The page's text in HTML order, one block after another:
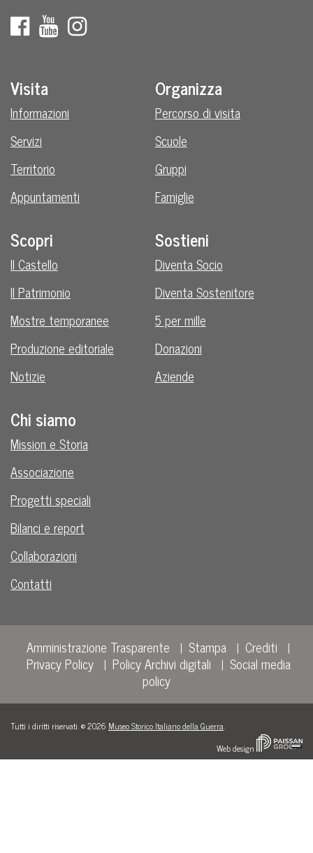
Visita
Informazioni
Servizi
Territorio
Appuntamenti
Organizza
Percorso di visita
Scuole
Gruppi
Famiglie
Scopri
Il Castello
Il Patrimonio
Mostre temporanee
Produzione editoriale
Notizie
Sostieni
Diventa Socio
Diventa Sostenitore
5 per mille
Donazioni
Aziende
Chi siamo
Mission e Storia
Associazione
Progetti speciali
Bilanci e report
Collaborazioni
Contatti
Amministrazione Trasparente Stampa
Crediti
Privacy Policy
Policy Archivi digitali
Social media
policy
Tutti i diritti riservati. © 2026 Museo Storico Italiano della Guerra.
Web design